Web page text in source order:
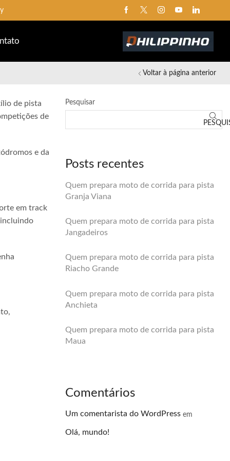
Voltar à página anterior
de pista
de
e da
em track
Pesquisar
Posts recentes
Quem prepara moto de corrida para pista
Granja Viana
Quem prepara moto de corrida para pista
Jangadeiros
Quem prepara moto de corrida para pista
Riacho Grande
Quem prepara moto de corrida para pista
Anchieta
Quem prepara moto de corrida para pista
Maua
Comentários
Um comentarista do WordPress em
Olá, mundo!